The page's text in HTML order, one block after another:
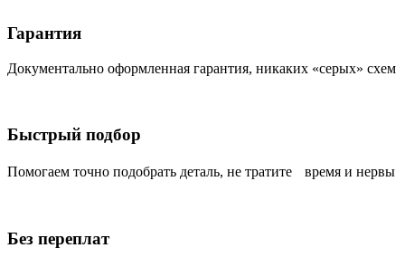
Гарантия
Документально оформленная гарантия, никаких «серых» схем
Быстрый подбор
Помогаем точно подобрать деталь, не тратите время и нервы
Без переплат